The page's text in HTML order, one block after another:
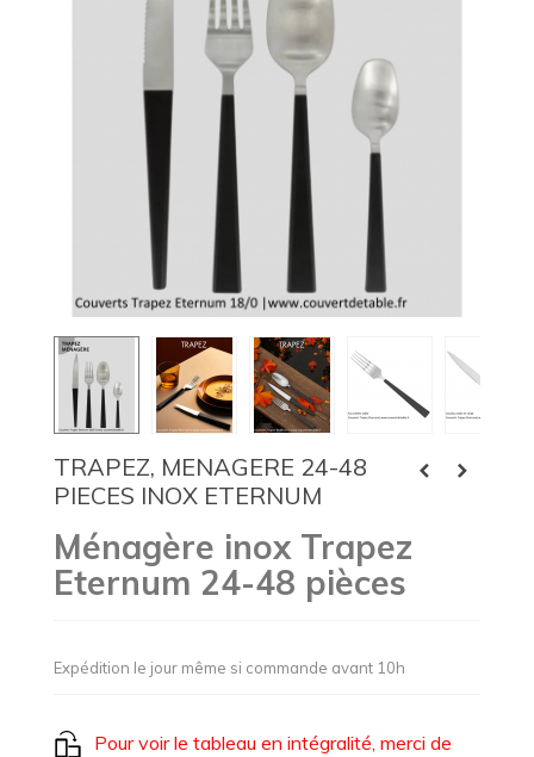
TRAPEZ, MENAGERE 24-48
PIECES INOX ETERNUM
Ménagère inox Trapez
Eternum 24-48 pièces
Expédition le jour même si commande avant 10h
Pour voir le tableau en intégralité, merci de